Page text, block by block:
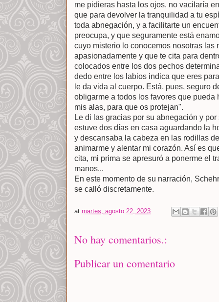
me pidieras hasta los ojos, no vacilaría
que para devolver la tranquilidad a tu
toda abnegación, y a facilitarte un
preocupa, y que seguramente está
cuyo misterio lo conocemos nosotras las
apasionadamente y que te cita para
colocados entre los dos pechos
dedo entre los labios indica que eres
le da vida al cuerpo. Está, pues, seguro
obligarme a todos los favores que pueda
mis alas, para que os protejan".
Le di las gracias por su abnegación y
estuve dos días en casa aguardando la
y descansaba la cabeza en las rodillas
animarme y alentar mi corazón. Así es
cita, mi prima se apresuró a ponerme el
manos...
En este momento de su narración,
se calló discretamente.
at martes, agosto 22, 2023
No hay comentarios.:
Publicar un comentario